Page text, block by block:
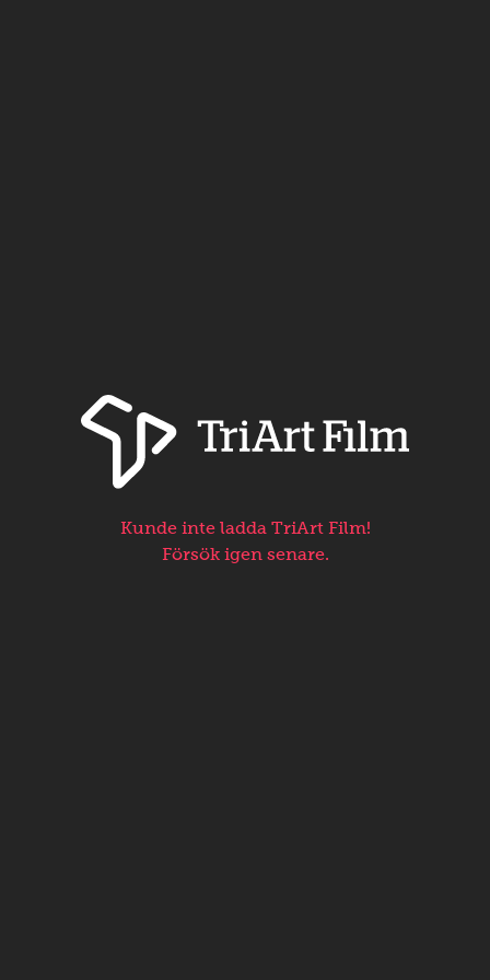
Kunde inte ladda TriArt Film!
Försök igen senare.